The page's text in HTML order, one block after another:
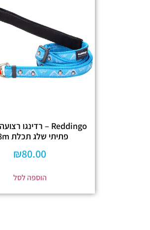
פתיתי שלג תכלת 1.8m
₪80.00
הוספה לסל